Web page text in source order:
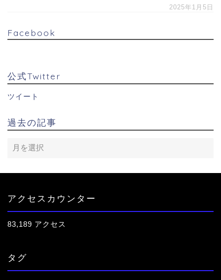
2025年1月5日
Facebook
公式Twitter
ツイート
過去の記事
アクセスカウンター
83,189 アクセス
タグ